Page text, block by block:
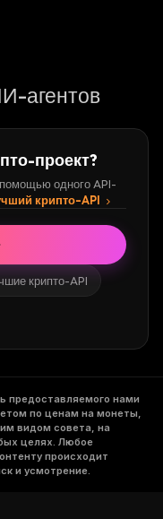
агентов
проект?
одного API-
крипто-API
крипто-API
предоставляемого нами
по ценам на монеты,
видом совета, на
целях. Любое
происходит
и усмотрение.